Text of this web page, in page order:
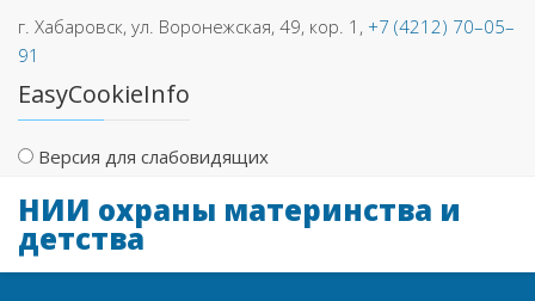
г. Хабаровск, ул. Воронежская, 49, кор. 1, +7 (4212) 70–05–
91
EasyCookieInfo
Версия для слабовидящих
НИИ охраны материнства и
детства